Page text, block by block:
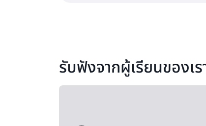
รับฟังจากผู้เรียนของเร